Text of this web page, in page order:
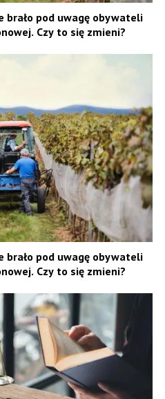
brało pod uwagę obywateli
Czy to się zmieni?
brało pod uwagę obywateli
Czy to się zmieni?